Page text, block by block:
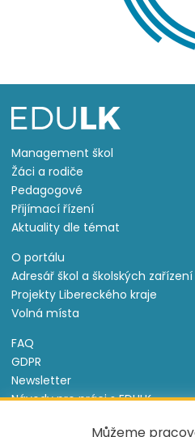
Můžeme
Management škol
Žáci a rodiče
Pedagogové
Přijímací řízení
Aktuality dle témat
O portálu
Adresář škol a školských zařízení
Projekty Libereckého kraje
Volná místa
FAQ
GDPR
Newsletter
Návody pro práci s EDULK